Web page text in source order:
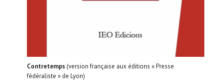
Contretemps (version française aux éditions « Presse
fédéraliste » de Lyon)